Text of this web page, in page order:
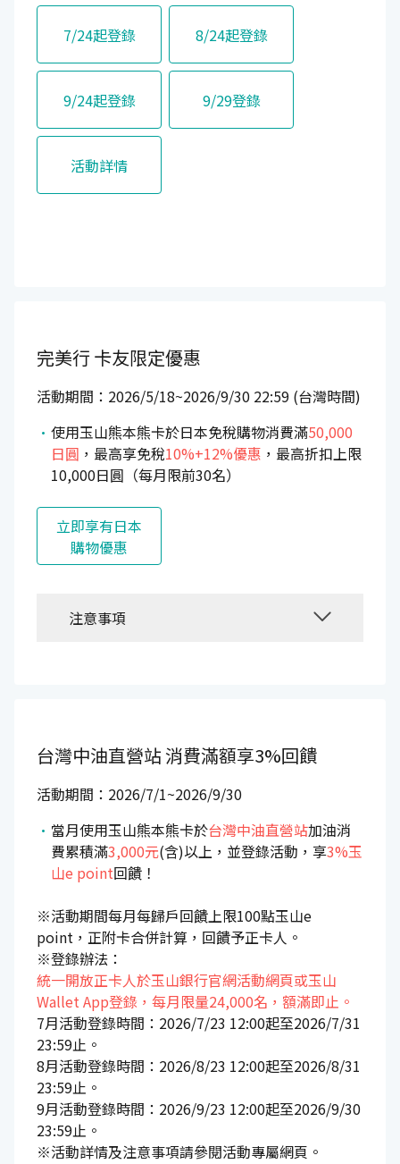
7/24起登錄 8/24起登錄
9/24起登錄 9/29登錄
活動詳情
完美行 卡友限定優惠
活動期間：2026/5/18~2026/9/30 22:59 (台灣時間)
使用玉山熊本熊卡於日本免稅購物消費滿50,000
日圓 ，最高享免稅10%+12%優惠 ，最高折扣上限
10,000日圓（每月限前30名）
立即享有日本
購物優惠
注意事項
台灣中油直營站 消費滿額享3%回饋
活動期間：2026/7/1~2026/9/30
當月使用玉山熊本熊卡於台灣中油直營站加油消
費累積滿3,000元(含)以上，並登錄活動，享3%玉
山e point回饋！
※活動期間每月每歸戶回饋上限100點玉山e
point，正附卡合併計算，回饋予正卡人。
※登錄辦法：
統一開放正卡人於玉山銀行官網活動網頁或玉山
Wallet App登錄，每月限量24,000名，額滿即止。
7月活動登錄時間：2026/7/23 12:00起至2026/7/31
23:59止。
8月活動登錄時間：2026/8/23 12:00起至2026/8/31
23:59止。
9月活動登錄時間：2026/9/23 12:00起至2026/9/30
23:59止。
※活動詳情及注意事項請參閱活動專屬網頁。